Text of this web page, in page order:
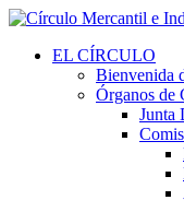
EL CÍRCULO
Bienvenida
Órganos de
Junta